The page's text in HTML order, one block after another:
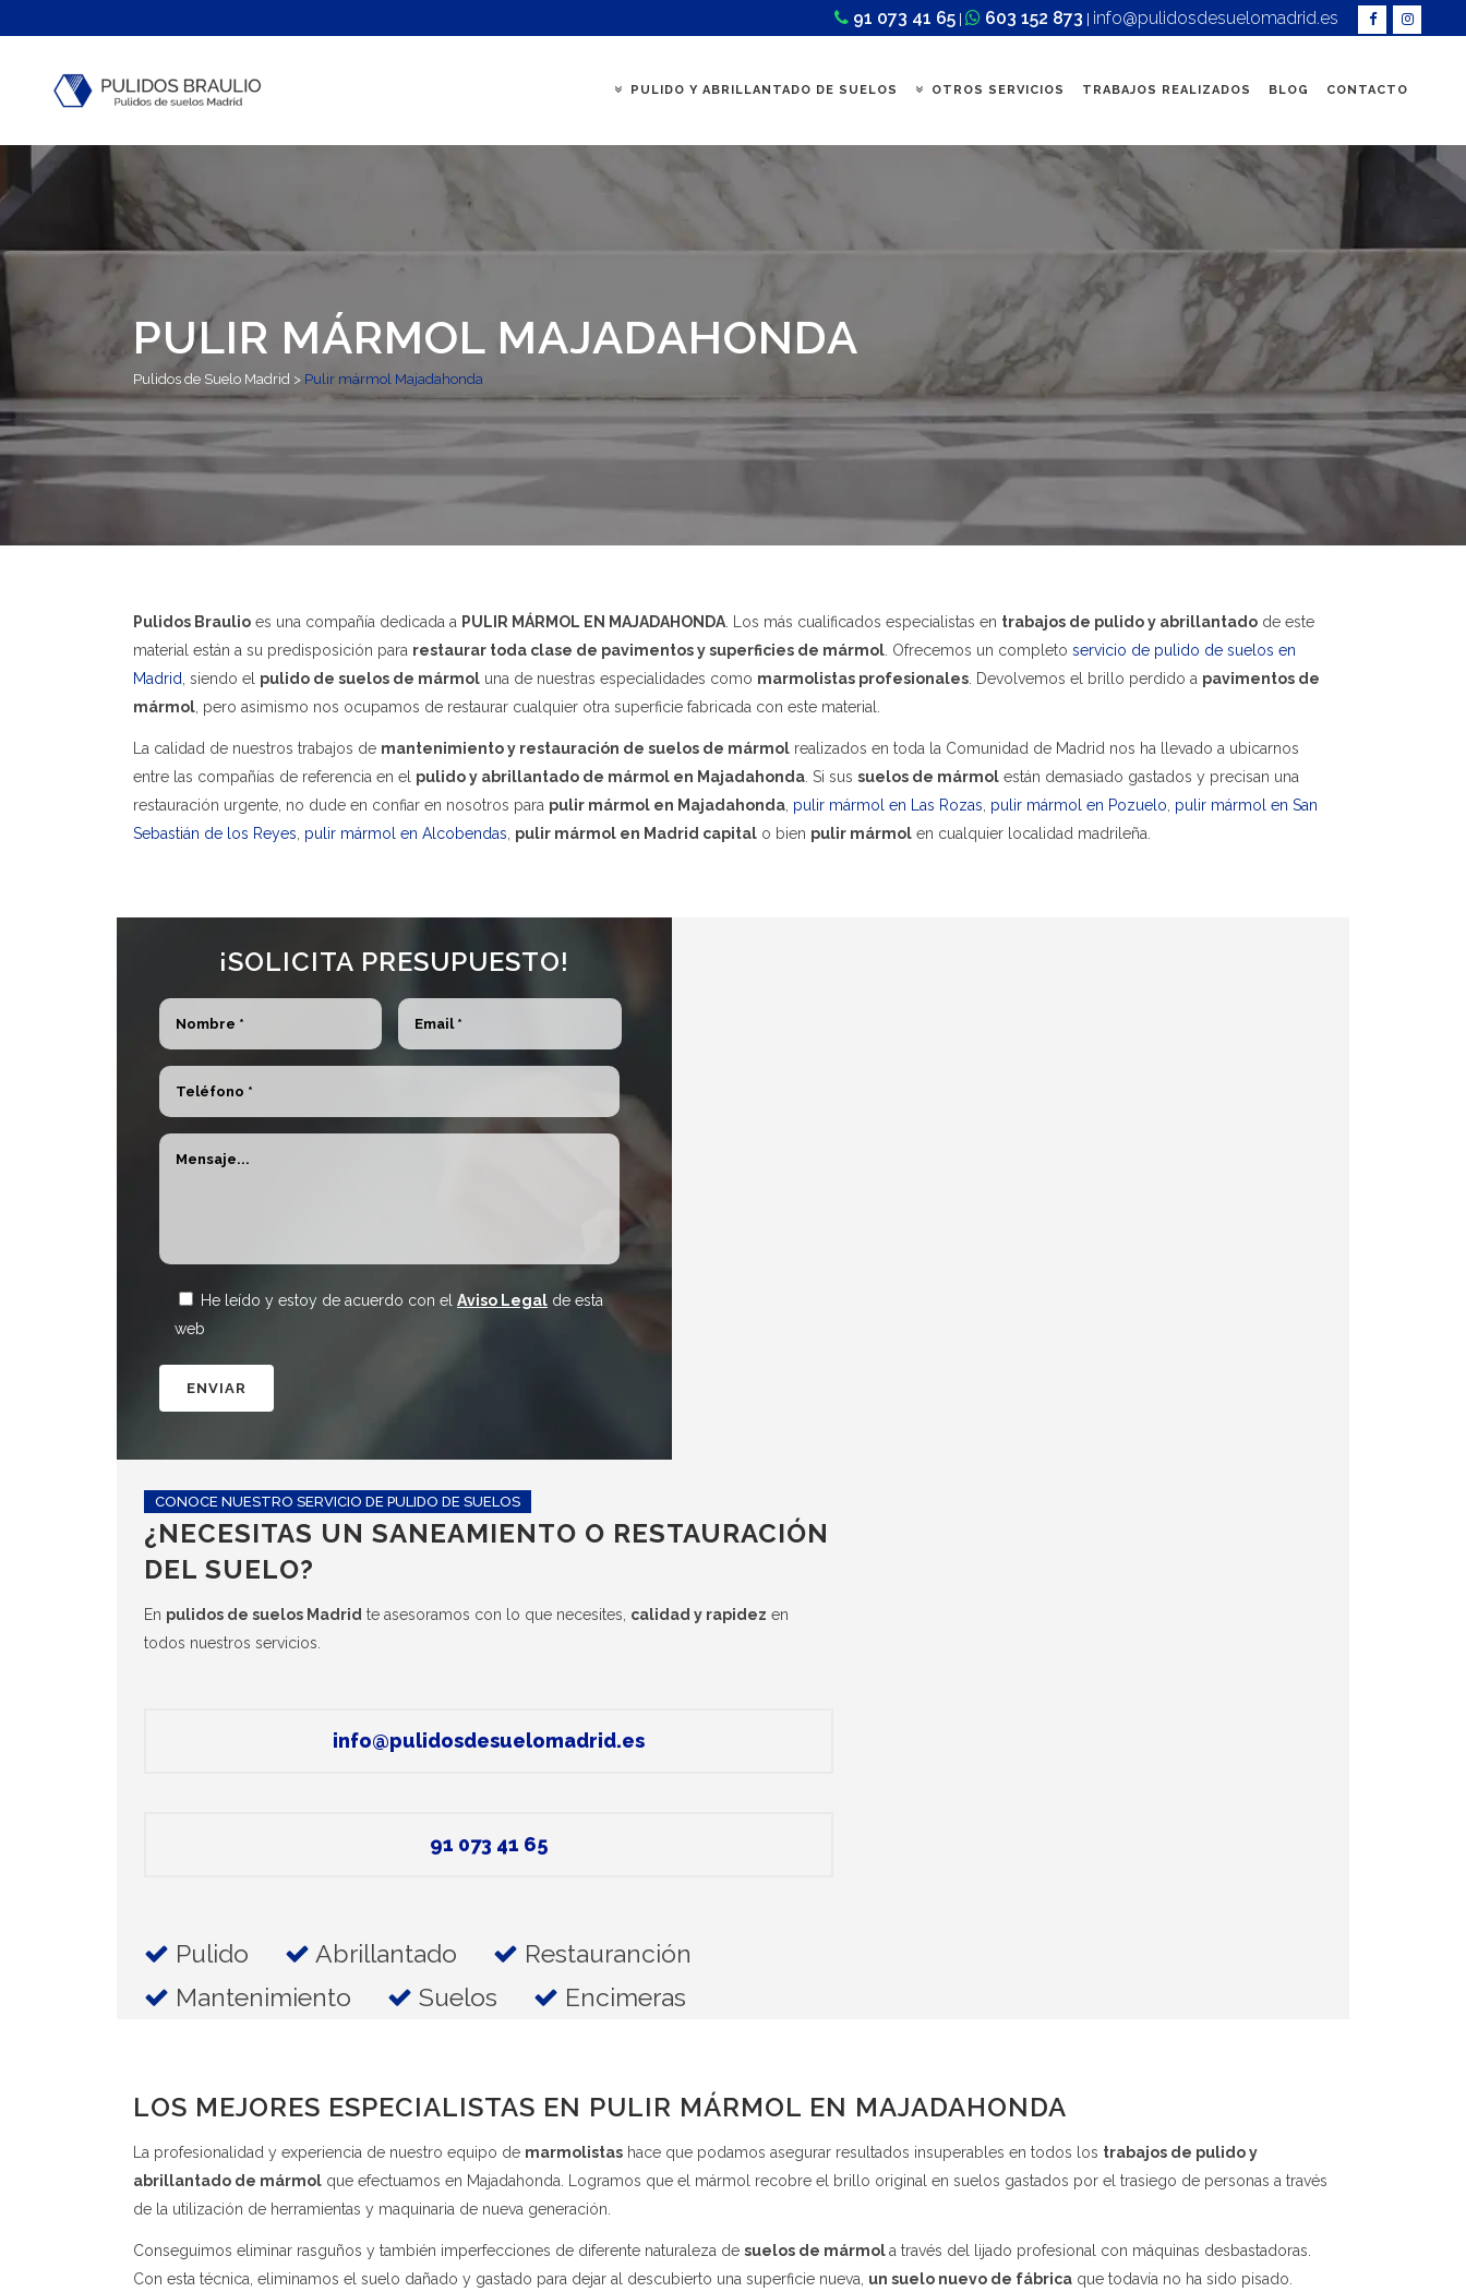
91 073 41 65 | 603 152 873 info@pulidosdesuelomadrid.es
PULIDO Y ABRILLANTADO DE SUELOS OTROS SERVICIOS TRABAJOS REALIZADOS BLOG CONTACTO
PULIR MÁRMOL MAJADAHONDA
Pulidos de Suelo Madrid > Pulir mármol Majadahonda
Pulidos Braulio es una compañía dedicada a PULIR MÁRMOL EN MAJADAHONDA . Los más cualificados especialistas en trabajos de pulido y abrillantado de este
material están a su predisposición para restaurar toda clase de pavimentos y superficies de mármol . Ofrecemos un completo servicio de pulido de suelos en
Madrid , siendo el pulido de suelos de mármol una de nuestras especialidades como marmolistas profesionales . Devolvemos el brillo perdido a pavimentos de
mármol , pero asimismo nos ocupamos de restaurar cualquier otra superficie fabricada con este material.
La calidad de nuestros trabajos de mantenimiento y restauración de suelos de mármol realizados en toda la Comunidad de Madrid nos ha llevado a ubicarnos
entre las compañías de referencia en el pulido y abrillantado de mármol en Majadahonda . Si sus suelos de mármol están demasiado gastados y precisan una
restauración urgente, no dude en confiar en nosotros para pulir mármol en Majadahonda pulir mármol en Las Rozas pulir mármol en Pozuelo pulir mármol en San
Sebastián de los Reyes pulir mármol en Alcobendas pulir mármol en Madrid capital o bien pulir mármol en cualquier localidad madrileña.
¡SOLICITA PRESUPUESTO!
He leído y estoy de acuerdo con el Aviso Legal de esta
web
CONOCE NUESTRO SERVICIO DE PULIDO DE SUELOS
¿NECESITAS UN SANEAMIENTO O RESTAURACIÓN
DEL SUELO?
En pulidos de suelos Madrid te asesoramos con lo que necesites, calidad y rapidez en
todos nuestros servicios.
info@pulidosdesuelomadrid.es
91 073 41 65
Pulido Abrillantado
Restauranción
Mantenimiento
Suelos Encimeras
LOS MEJORES ESPECIALISTAS EN PULIR MÁRMOL EN MAJADAHONDA
La profesionalidad y experiencia de nuestro equipo de marmolistas hace que podamos asegurar resultados insuperables en todos los trabajos de pulido y
abrillantado de mármol que efectuamos en Majadahonda. Logramos que el mármol recobre el brillo original en suelos gastados por el trasiego de personas a través
de la utilización de herramientas y maquinaria de nueva generación.
Conseguimos eliminar rasguños y también imperfecciones de diferente naturaleza de suelos de mármola través del lijado profesional con máquinas desbastadoras.
Con esta técnica, eliminamos el suelo dañado y gastado para dejar al descubierto una superficie nueva, un suelo nuevo de fábrica que todavía no ha sido pisado.